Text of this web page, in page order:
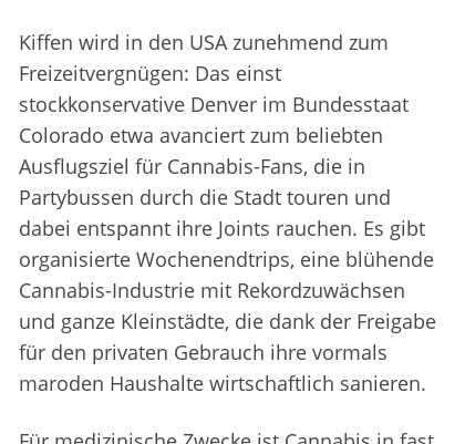
Kiffen wird in den USA zunehmend zum
Freizeitvergnügen: Das einst
stockkonservative Denver im Bundesstaat
Colorado etwa avanciert zum beliebten
Ausflugsziel für Cannabis-Fans, die in
Partybussen durch die Stadt touren und
dabei entspannt ihre Joints rauchen. Es gibt
organisierte Wochenendtrips, eine blühende
Cannabis-Industrie mit Rekordzuwächsen
und ganze Kleinstädte, die dank der Freigabe
für den privaten Gebrauch ihre vormals
maroden Haushalte wirtschaftlich sanieren.